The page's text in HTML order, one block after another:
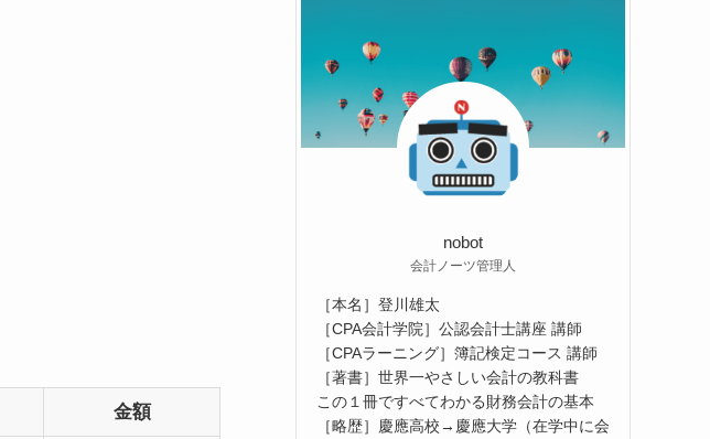
金額
nobot
会計ノーツ管理人
［本名］登川雄太
［CPA会計学院］公認会計士講座 講師
［CPAラーニング］簿記検定コース 講師
［著書］世界一やさしい会計の教科書
この１冊ですべてわかる財務会計の基本
［略歴］慶應高校→慶應大学（在学中に会